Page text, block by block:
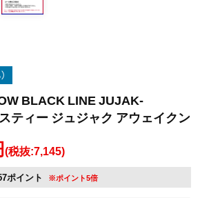
BLACK LINE JUJAK-
ティー ジュジャク アウェイクン
(税抜:7,145)
ポイント ※ポイント5倍